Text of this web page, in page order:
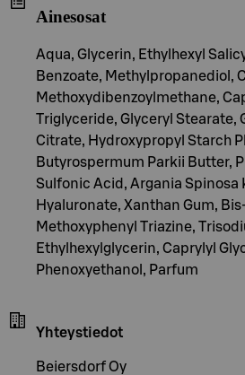
Ainesosat
Aqua, Glycerin, Ethylhexyl
Benzoate, Methylpropanediol,
Methoxydibenzoylmethane,
Triglyceride, Glyceryl Stearate,
Citrate, Hydroxypropyl Starch
Butyrospermum Parkii Butter,
Sulfonic Acid, Argania Spinosa
Hyaluronate, Xanthan Gum,
Methoxyphenyl Triazine,
Ethylhexylglycerin, Caprylyl
Phenoxyethanol, Parfum
Yhteystiedot
Beiersdorf Oy